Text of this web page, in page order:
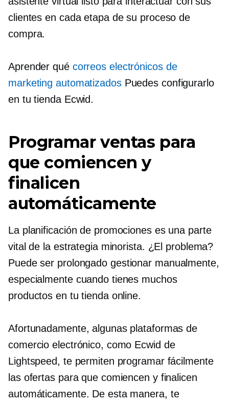
clientes en cada etapa de su proceso de
compra.
Aprender qué correos electrónicos de
marketing automatizadosPuedes configurarlo
en tu tienda Ecwid.
Programar ventas para
que comiencen y
finalicen
automáticamente
La planificación de promociones es una parte
vital de la estrategia minorista. ¿El problema?
Puede ser prolongado gestionar manualmente,
especialmente cuando tienes muchos
productos en tu tienda online.
Afortunadamente, algunas plataformas de
comercio electrónico, como Ecwid de
Lightspeed, te permiten programar fácilmente
las ofertas para que comiencen y finalicen
automáticamente. De esta manera, te